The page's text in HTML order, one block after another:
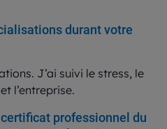
durant votre
J’ai suivi le stress, le
l’entreprise.
professionnel du